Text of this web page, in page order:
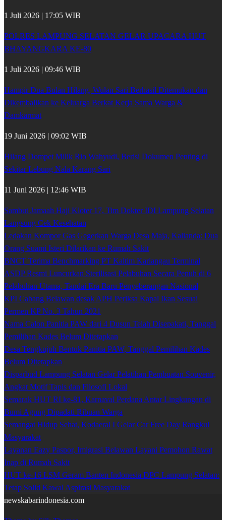
1 Juli 2026 | 17:05 WIB
POLRES LAMPUNG SELATAN GELAR UPACARA HUT
BHAYANGKARA KE-80
1 Juli 2026 | 09:46 WIB
Hampir Dua Bulan Hilang, Wulan Sari Berhasil Ditemukan dan
Dikembalikan ke Keluarga Berkat Kerja Sama Warga &
Damkarmat
19 Juni 2026 | 09:02 WIB
Hilang Dompet Milik Rio Wahyudi, Berisi Dokumen Penting di
Sekitar Lebung Nala Karang Sari
11 Juni 2026 | 12:46 WIB
Sambut Jamaah Haji Kloter 17, Tim Dokter IDI Lampung Selatan
Langsung Cek Kesehatan
Ledakan Kompor Gas Gegerkan Warga Desa Maja, Kalianda: Dua
Orang Suami Isteri Dilarikan ke Rumah Sakit
BNCT Terima Benchmarking PT Kaltim Kariangau Terminal
ASDP Resmi Luncurkan Sterilisasi Pelabuhan Secara Penuh di 6
Pelabuhan Utama, Tandai Era Baru Penyeberangan Nasional
KPI Cabang Belawan desak APH Periksa Kapal Ikan Sesuai
Permen KP No. 3 Tahun 2021
Nama Calon Panitia PAW dari 4 Dusun Telah Disepakati, Tanggal
Pemilihan Kades Belum Ditetapkan
Desa Tengkujuh Bentuk Panitia PAW, Tanggal Pemilihan Kades
Belum Ditetapkan
Disparbud Lampung Selatan Gelar Pelatihan Pembuatan Souvenir,
Angkat Motif Tapis dan Filosofi Lokal
Semarak HUT RI ke-81, Karnaval Perdana Antar Lingkungan di
Bumi Agung Dipadati Ribuan Warga
Semangat Hidup Sehat, Kodaeral I Gelar Car Free Day Rangkul
Masyarakat
Layanan Eazy Paspor, Imigrasi Belawan Layani Pemohon Rawat
Inap di Rumah Sakit
HUT ke-16 LSM Geram Banten Indonesia DPC Lampung Selatan:
Tetap Solid Kawal Aspirasi Masyarakat
newskabarindonesia.com